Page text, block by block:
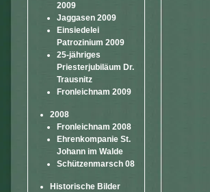
2009
Jaggasen 2009
Einsiedelei
Patrozinium 2009
25-jähriges
Priesterjubiläum Dr.
Trausnitz
Fronleichnam 2009
2008
Fronleichnam 2008
Ehrenkompanie St.
Johann im Walde
Schützenmarsch 08
Historische Bilder